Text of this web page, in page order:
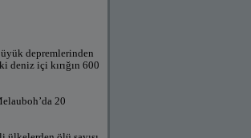
depremlerinden
deniz içi kırığın 600
20